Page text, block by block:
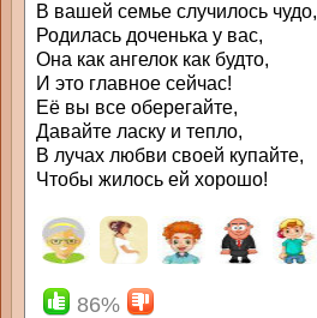
В вашей семье случилось чудо,
Родилась доченька у вас,
Она как ангелок как будто,
И это главное сейчас!
Её вы все оберегайте,
Давайте ласку и тепло,
В лучах любви своей купайте,
Чтобы жилось ей хорошо!
86%